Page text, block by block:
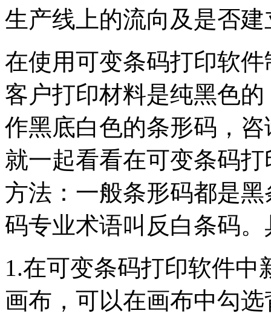
生产线上的流向及是否
在使用可变条码打印软
客户打印材料是纯黑色
作黑底白色的条形码，
就一起看看在可变条码
方法：一般条形码都是
码专业术语叫反白条码
1.在可变条码打印软件
画布，可以在画布中勾